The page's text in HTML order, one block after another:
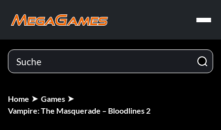
Home
Games
Vampire: The Masquerade – Bloodlines 2